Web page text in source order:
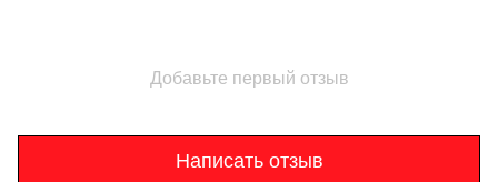
Добавьте первый отзыв
Написать отзыв